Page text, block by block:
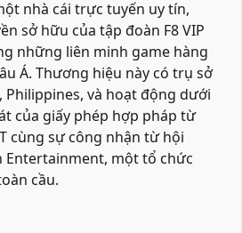
nhà cái trực tuyến uy tín,
sở hữu của tập đoàn F8 VIP
những liên minh game hàng
Á. Thương hiệu này có trụ sở
Philippines, và hoạt động dưới
của giấy phép hợp pháp từ
cùng sự công nhận từ hội
Entertainment, một tổ chức
cầu.